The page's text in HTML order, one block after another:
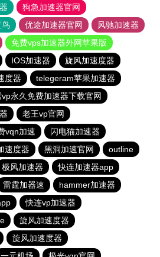
狗急加速器官网
鸟 优途加速器官网
风驰加速器
免费vps加速器外网苹果版
IOS加速器
旋风加速度器
度器
telegeram苹果加速器
永久免费加速器下载官网
老王vp官网
vqn加速
闪电猫加速器
速度器 黑洞加速官网
outline
极风加速器
快连加速器app
雷霆加器速
hammer加速器
快连vp加速器
旋风加速度器
旋风加速度器